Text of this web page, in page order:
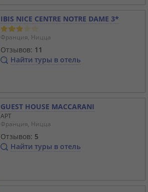
IBIS NICE CENTRE NOTRE DAME 3*
Франция, Ницца
Отзывов: 11
Найти туры в отель
GUEST HOUSE MACCARANI
APT
Франция, Ницца
Отзывов: 5
Найти туры в отель